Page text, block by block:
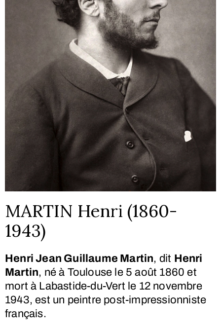
MARTIN Henri (1860-
1943)
Henri Jean Guillaume Martin, dit Henri
Martin, né à Toulouse le 5 août 1860 et
mort à Labastide-du-Vert le 12 novembre
1943, est un peintre post-impressionniste
français.